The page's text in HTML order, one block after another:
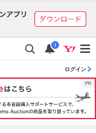
i
ログイン